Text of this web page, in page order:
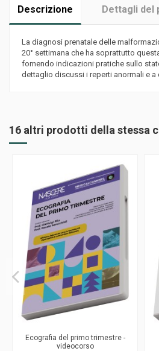
Descrizione Dettagli del
La diagnosi prenatale delle
20° settimana che ha soprattutto
fornendo indicazioni pratiche sullo
dettaglio discussi i reperti anormali e
16 altri prodotti della stessa
Ecografia del primo trimestre -
videocorso